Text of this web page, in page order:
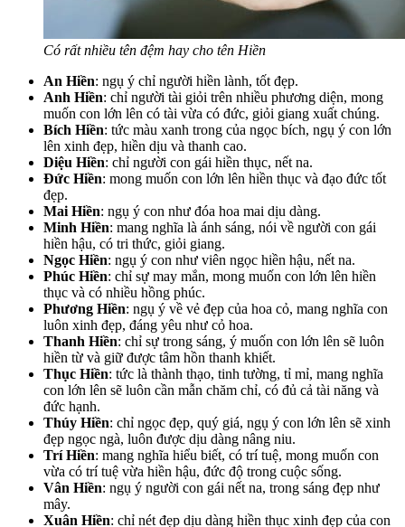
Có rất nhiều tên đệm hay cho tên Hiền
An Hiền: ngụ ý chỉ người hiền lành, tốt đẹp.
Anh Hiền: chỉ người tài giỏi trên nhiều phương diện, mong
muốn con lớn lên có tài vừa có đức, giỏi giang xuất chúng.
Bích Hiền: tức màu xanh trong của ngọc bích, ngụ ý con lớn
lên xinh đẹp, hiền dịu và thanh cao.
Diệu Hiền: chỉ người con gái hiền thục, nết na.
Đức Hiền: mong muốn con lớn lên hiền thục và đạo đức tốt
đẹp.
Mai Hiền: ngụ ý con như đóa hoa mai dịu dàng.
Minh Hiền: mang nghĩa là ánh sáng, nói về người con gái
hiền hậu, có tri thức, giỏi giang.
Ngọc Hiền: ngụ ý con như viên ngọc hiền hậu, nết na.
Phúc Hiền: chỉ sự may mắn, mong muốn con lớn lên hiền
thục và có nhiều hồng phúc.
Phương Hiền: ngụ ý về vẻ đẹp của hoa cỏ, mang nghĩa con
luôn xinh đẹp, đáng yêu như cỏ hoa.
Thanh Hiền: chỉ sự trong sáng, ý muốn con lớn lên sẽ luôn
hiền từ và giữ được tâm hồn thanh khiết.
Thục Hiền: tức là thành thạo, tinh tường, tỉ mỉ, mang nghĩa
con lớn lên sẽ luôn cần mẫn chăm chỉ, có đủ cả tài năng và
đức hạnh.
Thúy Hiền: chỉ ngọc đẹp, quý giá, ngụ ý con lớn lên sẽ xinh
đẹp ngọc ngà, luôn được dịu dàng nâng niu.
Trí Hiền: mang nghĩa hiểu biết, có trí tuệ, mong muốn con
vừa có trí tuệ vừa hiền hậu, đức độ trong cuộc sống.
Vân Hiền: ngụ ý người con gái nết na, trong sáng đẹp như
mây.
Xuân Hiền: chỉ nét đẹp dịu dàng hiền thục xinh đẹp của con